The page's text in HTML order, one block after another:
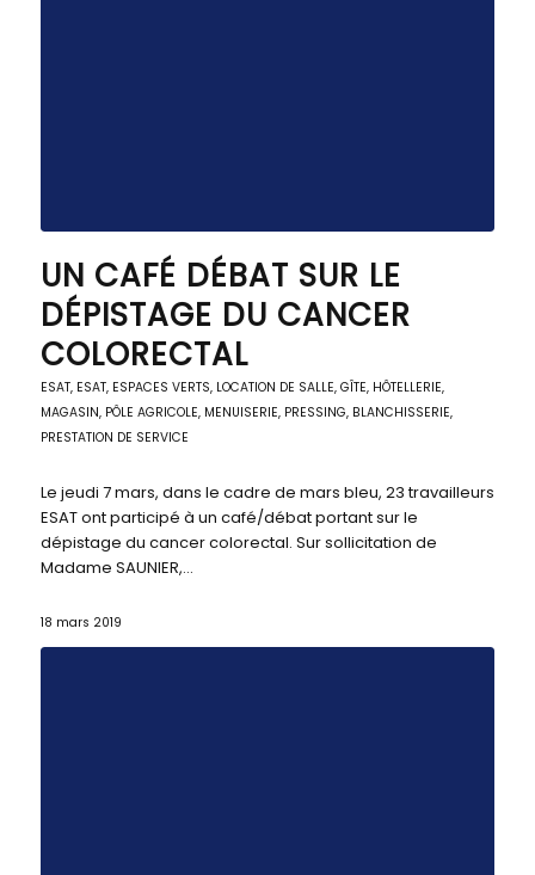
UN CAFÉ DÉBAT SUR LE
DÉPISTAGE DU CANCER
COLORECTAL
ESAT, ESAT, ESPACES VERTS, LOCATION DE SALLE, GÎTE, HÔTELLERIE,
MAGASIN, PÔLE AGRICOLE, MENUISERIE, PRESSING, BLANCHISSERIE,
PRESTATION DE SERVICE
Le jeudi 7 mars, dans le cadre de mars bleu, 23 travailleurs
ESAT ont participé à un café/débat portant sur le
dépistage du cancer colorectal. Sur sollicitation de
Madame SAUNIER,…
18 mars 2019